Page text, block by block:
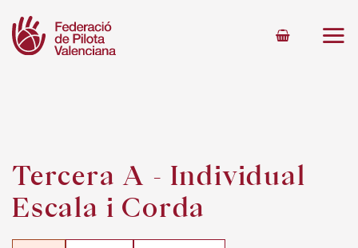
content
Tercera A - Individual
Escala i Corda